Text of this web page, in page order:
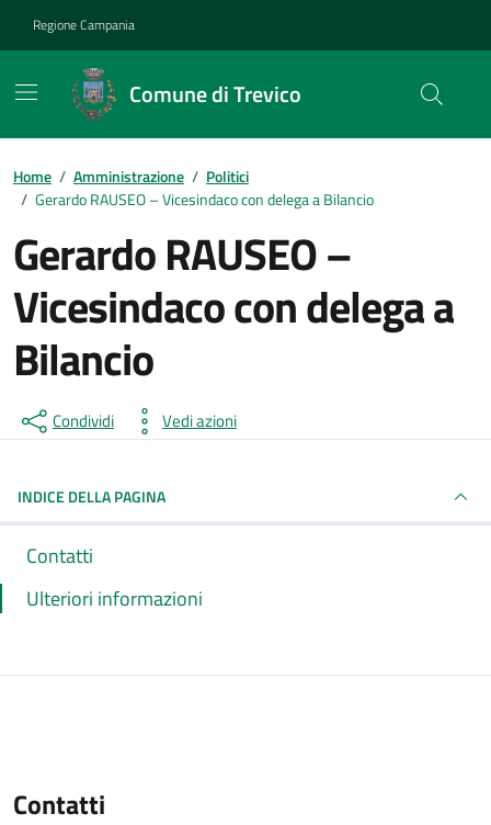
Regione Campania
Comune di Trevico
Home / Amministrazione / Politici
/ Gerardo RAUSEO – Vicesindaco con delega a Bilancio
Gerardo RAUSEO –
Vicesindaco con delega a
Bilancio
Condividi Vedi azioni
INDICE DELLA PAGINA
Contatti
Ulteriori informazioni
Contatti